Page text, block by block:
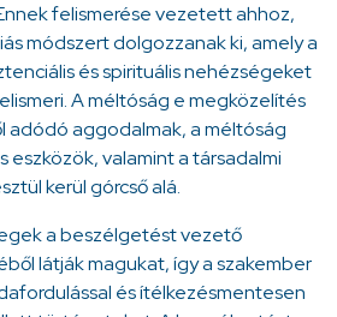
felismerése vezetett ahhoz,
módszert dolgozzanak ki, amely a
és spirituális nehézségeket
A méltóság e megközelítés
adódó aggodalmak, a méltóság
eszközök, valamint a társadalmi
kerül górcső alá.
a beszélgetést vezető
látják magukat, így a szakember
és ítélkezésmentesen